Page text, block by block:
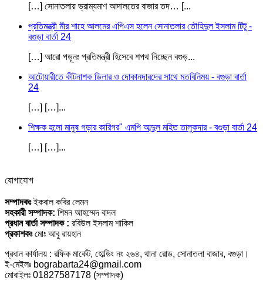
[…] সোনাতলায় ভ্রাম্যমাণ আদালতের বাজার তদ… [...
প্রতিমন্ত্রী মীর শাহে আলমের এপিএস হলেন সোনাতলার তৌহিদুল ইসলাম টিটু -
বগুড়া বার্তা 24
[…] আরো পড়ূনঃ প্রতিমন্ত্রী হিসেবে শপথ নিচ্ছেন বগুড়...
আটোয়ারীতে কীটনাশক ডিলার ও দোকানদারদের সাথে মতবিনিময় - বগুড়া বার্তা
24
[…] […]...
শিক্ষক হলো মানুষ গড়ার কারিগর" এমপি আব্দুল মহিত তালুকদার - বগুড়া বার্তা 24
[…] […]...
যোগাযোগ
সম্পাদকঃইকবাল কবির লেমন
সহকারী সম্পাদক: শিমন আহম্মেদ বাদল
প্রধান বার্তা সম্পাদক : রবিউল ইসলাম শাকিল
প্রকাশকঃমোঃ আবু রায়হান
প্রধান কার্যালয় : রফিক মার্কেট, হোল্ডিং নং ২৬৪, থানা রোড, সোনাতলা বাজার, বগুড়া।
ই-মেইলঃ bograbarta24@gmail.com
মোবাইলঃ 01827587178 (সম্পাদক)